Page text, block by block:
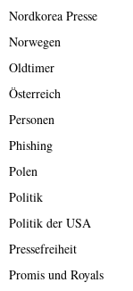
Nordkorea Presse
Norwegen
Oldtimer
Österreich
Personen
Phishing
Polen
Politik
Politik der USA
Pressefreiheit
Promis und Royals